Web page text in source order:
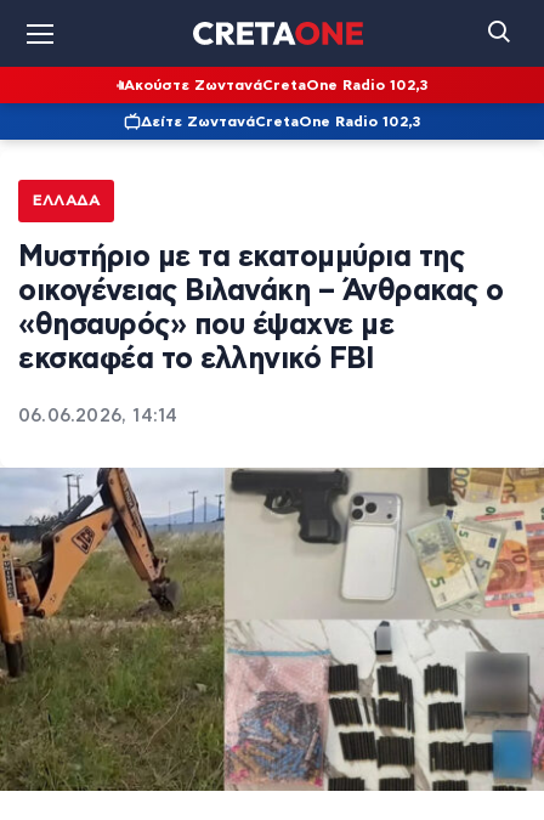
Ακούστε ΖωντανάCretaOne Radio 102,3
Δείτε ΖωντανάCretaOne Radio 102,3
ΕΛΛΆΔΑ
Μυστήριο με τα εκατομμύρια της
οικογένειας Βιλανάκη – Άνθρακας ο
«θησαυρός» που έψαχνε με
εκσκαφέα το ελληνικό FBI
06.06.2026, 14:14